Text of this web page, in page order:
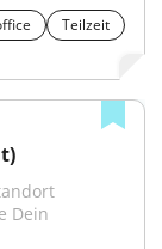
Teilzeit
Dein